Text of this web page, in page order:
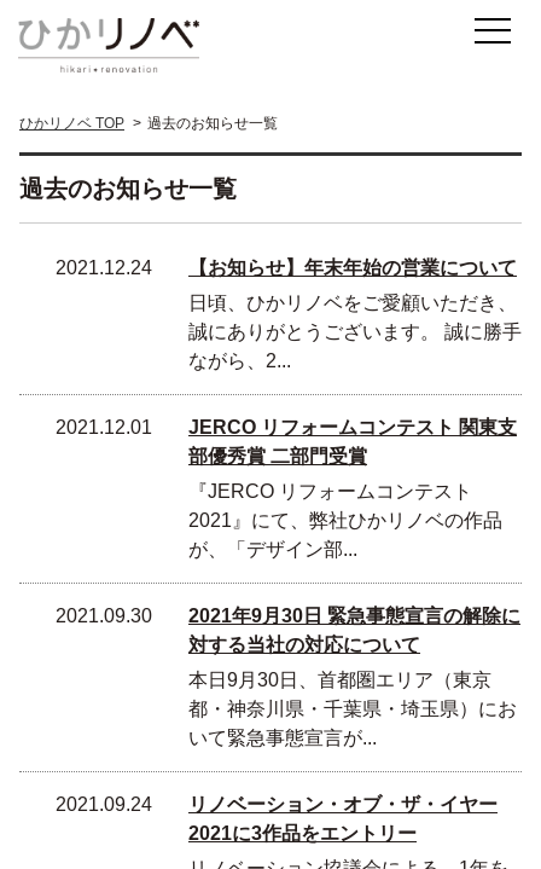
ひかリノベ TOP 過去のお知らせ一覧
過去のお知らせ一覧
2021.12.24
【お知らせ】年末年始の営業について
日頃、ひかリノベをご愛顧いただき、
誠にありがとうございます。 誠に勝手
ながら、2...
2021.12.01
JERCO リフォームコンテスト 関東支
部優秀賞 二部門受賞
『JERCO リフォームコンテスト
2021』にて、弊社ひかリノベの作品
が、「デザイン部...
2021.09.30
2021年9月30日 緊急事態宣言の解除に
対する当社の対応について
本日9月30日、首都圏エリア（東京
都・神奈川県・千葉県・埼玉県）にお
いて緊急事態宣言が...
2021.09.24
リノベーション・オブ・ザ・イヤー
2021に3作品をエントリー